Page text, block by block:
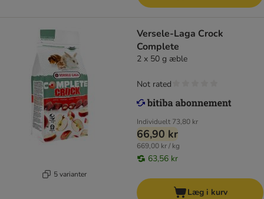
5 varianter
Versele-Laga Crock
Complete
2 x 50 g æble
Individuelt 73,80 kr
66,90 kr
669,00 kr / kg
63,56 kr
Not rated
Læg i kurv